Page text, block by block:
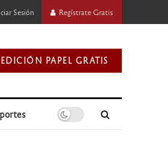
Sesión Regístrate Gratis
PAPEL GRATIS